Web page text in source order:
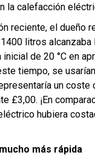
la calefacción
reciente, el dueño
litros alcanzaba
inicial de 20 °C en
tiempo, se
un coste
£3,00. ¡En
hubiera
más rápida